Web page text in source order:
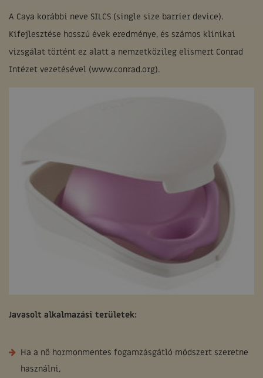
A Caya korábbi neve SILCS (single size barrier device).
Kifejlesztése hosszú évek eredménye, és számos klinikai
vizsgálat történt ez alatt a nemzetközileg elismert Conrad
Intézet vezetésével (www.conrad.org).
Javasolt alkalmazási területek:
Ha a nő hormonmentes fogamzásgátló módszert szeretne
használni,